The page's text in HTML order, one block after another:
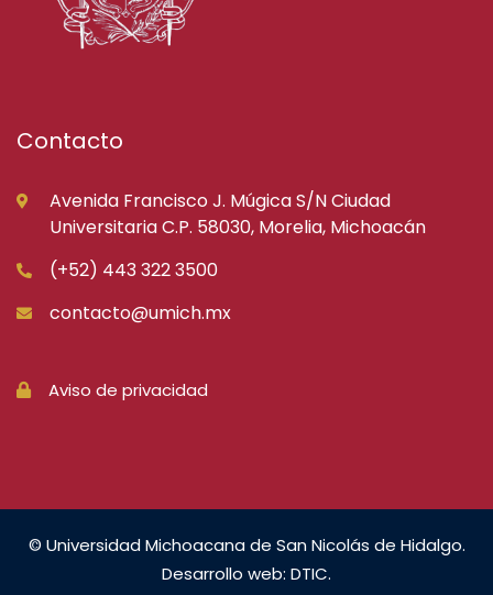
Contacto
Avenida Francisco J. Múgica S/N Ciudad
Universitaria C.P. 58030, Morelia, Michoacán
(+52) 443 322 3500
contacto@umich.mx
Aviso de privacidad
© Universidad Michoacana de San Nicolás de Hidalgo.
Desarrollo web: DTIC.